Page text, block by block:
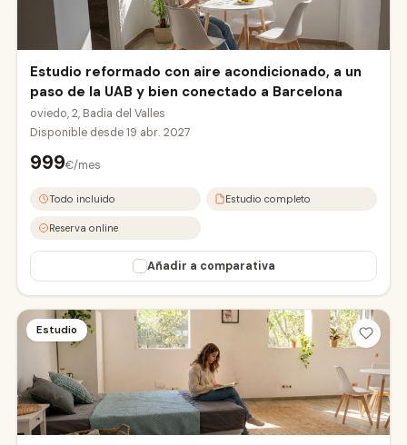
Estudio reformado con aire acondicionado, a un
paso de la UAB y bien conectado a Barcelona
oviedo, 2, Badia del Valles
Disponible desde19 abr. 2027
999€/mes
Todo incluido Estudio completo
Reserva online
Añadir a comparativa
Estudio